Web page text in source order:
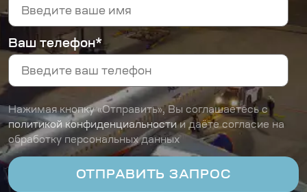
Ваш телефон*
Нажимая кнопку «Отправить», Вы соглашаетесь с
политикой конфиденциальностии даёте согласие на
обработку персональных данных